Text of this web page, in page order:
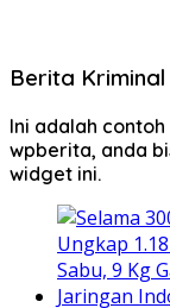
Berita Kriminal
Ini adalah
wpberita, anda
widget ini.